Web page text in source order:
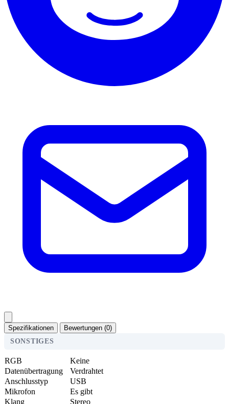
Spezifikationen
Bewertungen (0)
SONSTIGES
RGB
Keine
Datenübertragung
Verdrahtet
Anschlusstyp
USB
Mikrofon
Es gibt
Klang
Stereo